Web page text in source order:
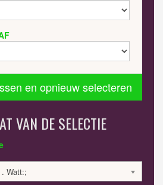
en opnieuw selecteren
VAN DE SELECTIE
Watt:;